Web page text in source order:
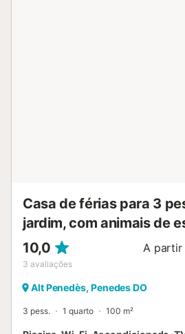
Casa de férias para 3
jardim, com animais de
10,0
3 avaliações
A partir
Alt Penedès, Penedes DO
3 pess. 1 quarto 100 m²